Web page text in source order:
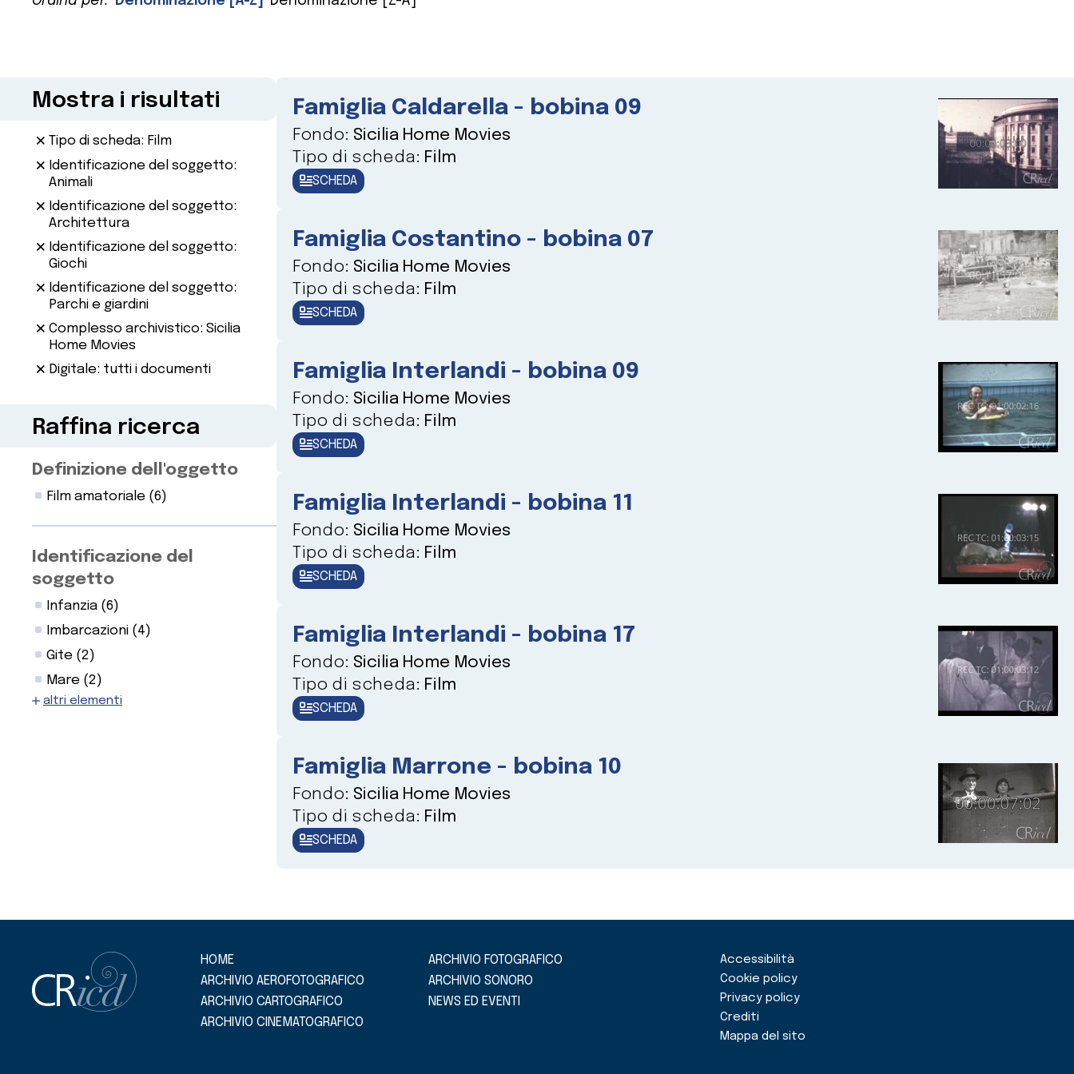
Mostra i risultati
Tipo di scheda: Film
Identificazione del soggetto:
Animali
Identificazione del soggetto:
Architettura
Identificazione del soggetto:
Giochi
Identificazione del soggetto:
Parchi e giardini
Complesso archivistico: Sicilia
Home Movies
Digitale: tutti i documenti
Raffina ricerca
Definizione dell'oggetto
Film amatoriale (6)
Identificazione del
soggetto
Infanzia (6)
Imbarcazioni (4)
Gite (2)
Mare (2)
altri elementi
Famiglia Caldarella - bobina 09
Fondo: Sicilia Home Movies
Tipo di scheda: Film
SCHEDA
Famiglia Costantino - bobina 07
Fondo: Sicilia Home Movies
Tipo di scheda: Film
SCHEDA
Famiglia Interlandi - bobina 09
Fondo: Sicilia Home Movies
Tipo di scheda: Film
SCHEDA
Famiglia Interlandi - bobina 11
Fondo: Sicilia Home Movies
Tipo di scheda: Film
SCHEDA
Famiglia Interlandi - bobina 17
Fondo: Sicilia Home Movies
Tipo di scheda: Film
SCHEDA
Famiglia Marrone - bobina 10
Fondo: Sicilia Home Movies
Tipo di scheda: Film
SCHEDA
HOME
ARCHIVIO AEROFOTOGRAFICO
ARCHIVIO CARTOGRAFICO
ARCHIVIO CINEMATOGRAFICO
ARCHIVIO FOTOGRAFICO
ARCHIVIO SONORO
NEWS ED EVENTI
Accessibilità
Cookie policy
Privacy policy
Crediti
Mappa del sito